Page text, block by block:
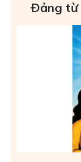
Ðảng từ